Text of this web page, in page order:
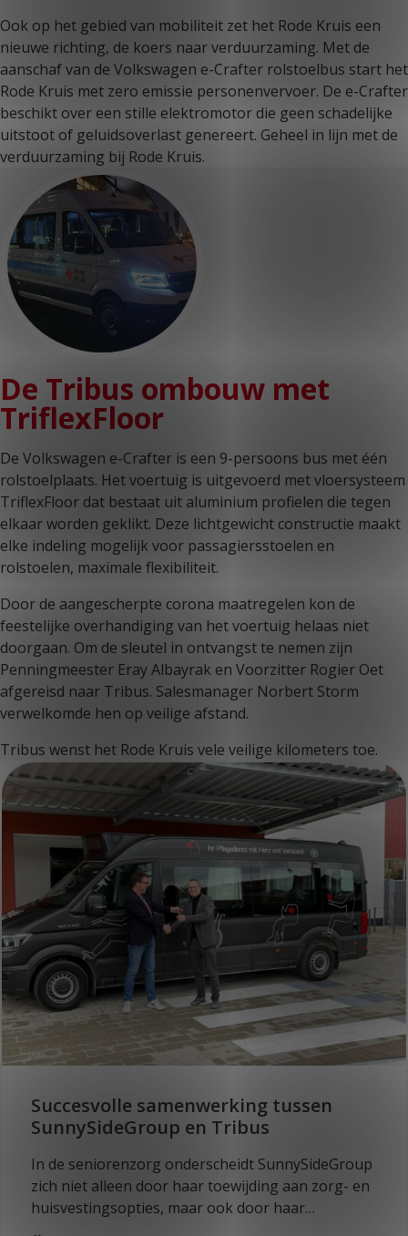
Ook op het gebied van mobiliteit zet het Rode Kruis een
nieuwe richting, de koers naar verduurzaming. Met de
aanschaf van de Volkswagen e-Crafter rolstoelbus start het
Rode Kruis met zero emissie personenvervoer. De e-Crafter
beschikt over een stille elektromotor die geen schadelijke
uitstoot of geluidsoverlast genereert. Geheel in lijn met de
verduurzaming bij Rode Kruis.
De Tribus ombouw met
TriflexFloor
De Volkswagen e-Crafter is een 9-persoons bus met één
rolstoelplaats. Het voertuig is uitgevoerd met vloersysteem
TriflexFloor dat bestaat uit aluminium profielen die tegen
elkaar worden geklikt. Deze lichtgewicht constructie maakt
elke indeling mogelijk voor passagiersstoelen en
rolstoelen, maximale flexibiliteit.
Door de aangescherpte corona maatregelen kon de
feestelijke overhandiging van het voertuig helaas niet
doorgaan. Om de sleutel in ontvangst te nemen zijn
Penningmeester Eray Albayrak en Voorzitter Rogier Oet
afgereisd naar Tribus. Salesmanager Norbert Storm
verwelkomde hen op veilige afstand.
Tribus wenst het Rode Kruis vele veilige kilometers toe.
Succesvolle samenwerking tussen
SunnySideGroup en Tribus
In de seniorenzorg onderscheidt SunnySideGroup
zich niet alleen door haar toewijding aan zorg- en
huisvestingsopties, maar ook door haar